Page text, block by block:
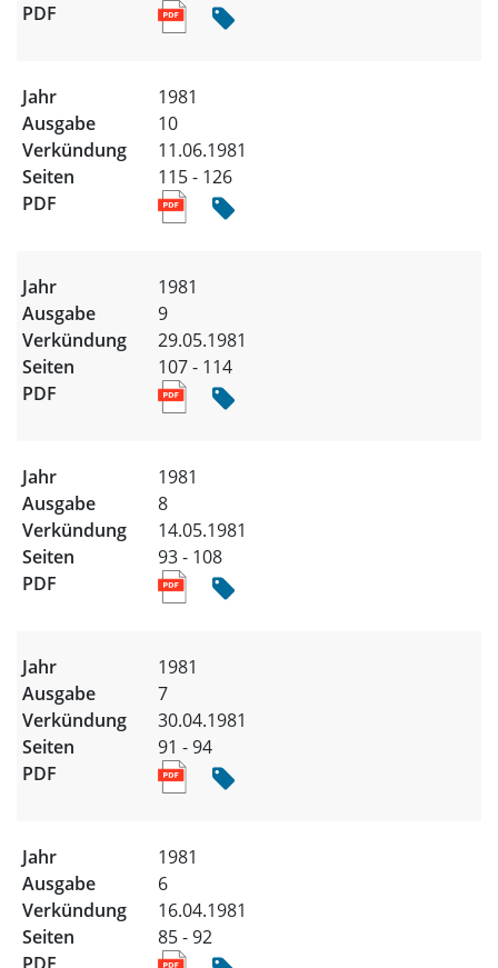
1981
10
11.06.1981
115 - 126
1981
9
29.05.1981
107 - 114
1981
8
14.05.1981
93 - 108
1981
7
30.04.1981
91 - 94
1981
6
16.04.1981
85 - 92